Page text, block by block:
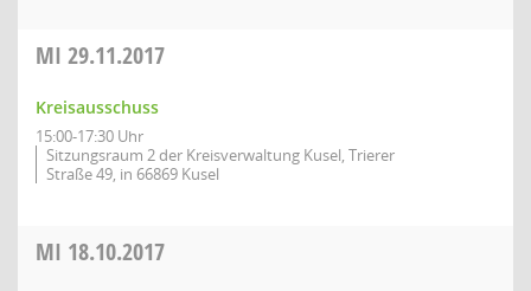
MI 29.11.2017
Kreisausschuss
15:00-17:30 Uhr
Sitzungsraum 2 der Kreisverwaltung Kusel, Trierer
Straße 49, in 66869 Kusel
MI 18.10.2017